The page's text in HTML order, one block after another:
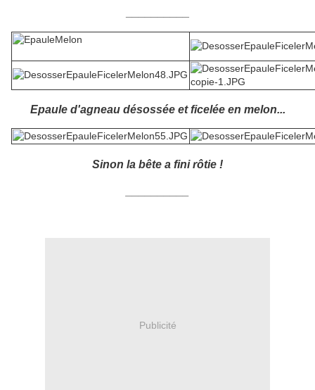
Epaule d'agneau désossée et ficelée en melon...
Sinon la bête a fini rôtie !
Publicité